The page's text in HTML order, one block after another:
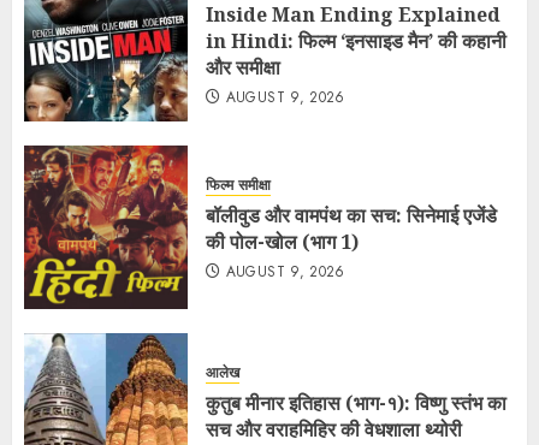
Inside Man Ending Explained
in Hindi: फिल्म ‘इनसाइड मैन’ की कहानी
और समीक्षा
AUGUST 9, 2026
फिल्म समीक्षा
बॉलीवुड और वामपंथ का सच: सिनेमाई एजेंडे
की पोल-खोल (भाग 1)
AUGUST 9, 2026
आलेख
कुतुब मीनार इतिहास (भाग-१): विष्णु स्तंभ का
सच और वराहमिहिर की वेधशाला थ्योरी